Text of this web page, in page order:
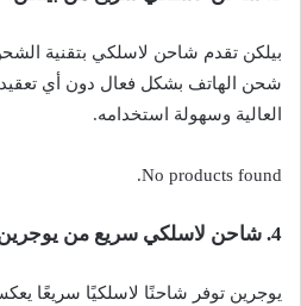
بيلكن تقدم شاحن لاسلكي بتقنية
شحن الهاتف بشكل فعال دون أي
العالية وسهولة استخدامه.
No products found.
4. شاحن لاسلكي سريع من
يوجرين توفر شاحنًا لاسلكيًا سريعًا